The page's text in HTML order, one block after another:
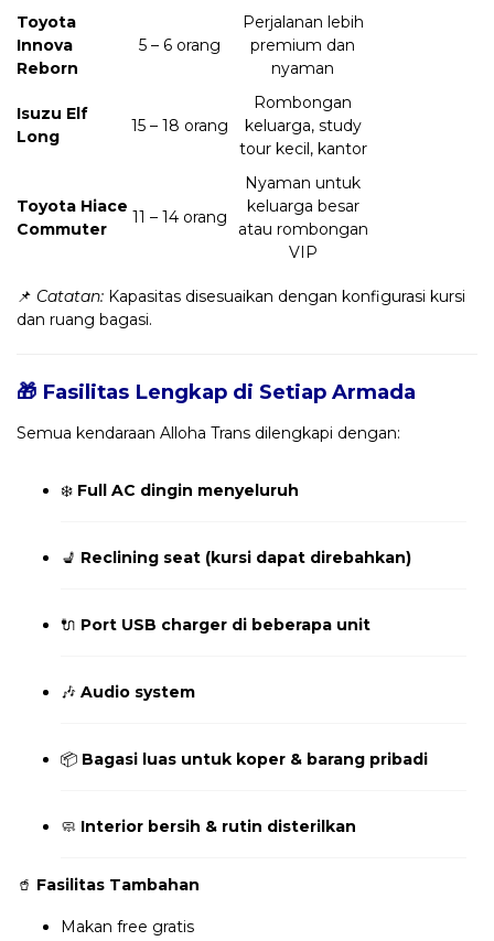
Toyota
Innova
Reborn
5 – 6 orang
Perjalanan lebih
premium dan
nyaman
Isuzu Elf
Long
15 – 18 orang
Rombongan
keluarga, study
tour kecil, kantor
Toyota Hiace
Commuter
11 – 14 orang
Nyaman untuk
keluarga besar
atau rombongan
VIP
📌 Catatan: Kapasitas disesuaikan dengan konfigurasi kursi
dan ruang bagasi.
🎁 Fasilitas Lengkap di Setiap Armada
Semua kendaraan Alloha Trans dilengkapi dengan:
❄️ Full AC dingin menyeluruh
💺 Reclining seat (kursi dapat direbahkan)
🔌 Port USB charger di beberapa unit
🎶 Audio system
📦 Bagasi luas untuk koper & barang pribadi
🧼 Interior bersih & rutin disterilkan
🥤 Fasilitas Tambahan
Makan free gratis